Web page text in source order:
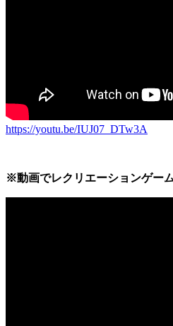
https://youtu.be/IUJ07_DTw3A
※動画でレクリエーションゲー